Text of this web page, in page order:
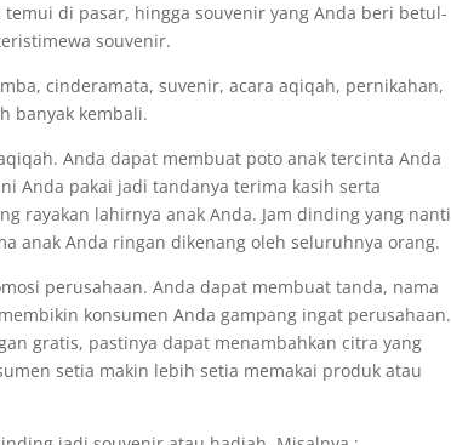
di pasar, hingga souvenir yang Anda beri betul-
souvenir.
cinderamata, suvenir, acara aqiqah, pernikahan,
banyak kembali.
Anda dapat membuat poto anak tercinta Anda
Anda pakai jadi tandanya terima kasih serta
rayakan lahirnya anak Anda. Jam dinding yang nanti
anak Anda ringan dikenang oleh seluruhnya orang.
perusahaan. Anda dapat membuat tanda, nama
konsumen Anda gampang ingat perusahaan.
gratis, pastinya dapat menambahkan citra yang
setia makin lebih setia memakai produk atau